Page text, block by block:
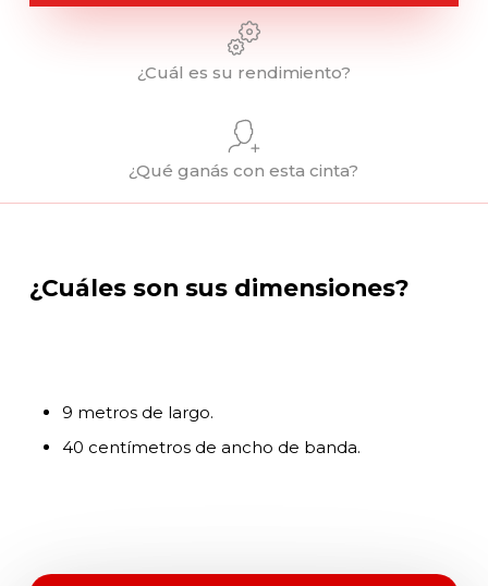
¿Cuál es su rendimiento?
¿Qué ganás con esta cinta?
¿Cuáles son sus dimensiones?
9 metros de largo.
40 centímetros de ancho de banda.